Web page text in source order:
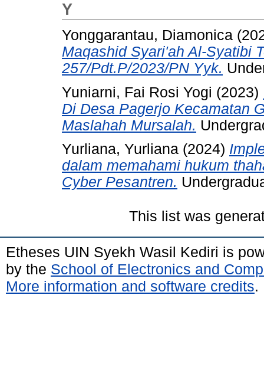
Y
Yonggarantau, Diamonica
Maqashid Syari'ah Al-Syatibi
257/Pdt.P/2023/PN Yyk.
Yuniarni, Fai Rosi Yogi (2023)
Di Desa Pagerjo Kecamatan
Maslahah Mursalah.
Yurliana, Yurliana (2024)
dalam memahami hukum
Cyber Pesantren.
This list was
Etheses UIN Syekh Wasil Kediri is
by the School of Electronics and
More information and software credits.